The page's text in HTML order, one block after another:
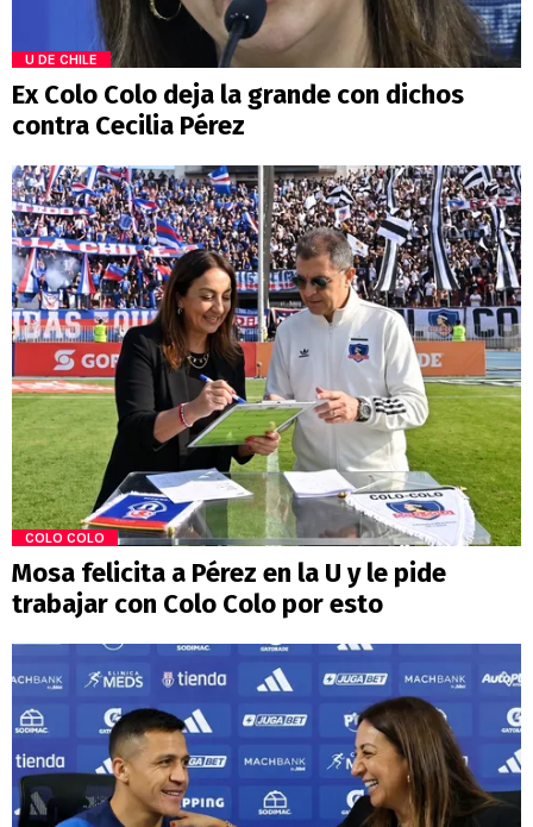
U DE CHILE
Ex Colo Colo deja la grande con dichos
contra Cecilia Pérez
COLO COLO
Mosa felicita a Pérez en la U y le pide
trabajar con Colo Colo por esto